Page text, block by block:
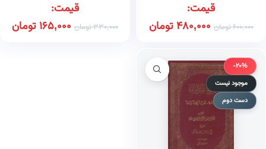
قیمت:
600,000تومان 480,000تومان
قیمت:
330,000تومان 165,000تومان
-20%
موجود نیست
دست دوم